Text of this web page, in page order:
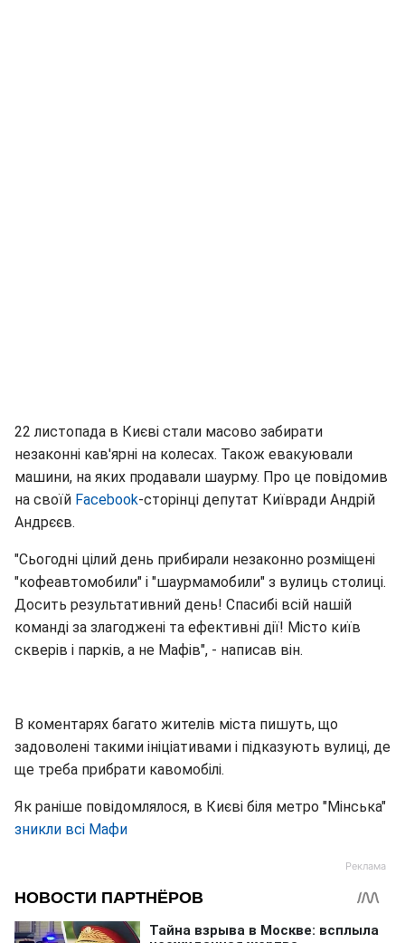
22 листопада в Києві стали масово забирати
незаконні кав'ярні на колесах. Також евакуювали
машини, на яких продавали шаурму. Про це повідомив
на своїй Facebook-сторінці депутат Київради Андрій
Андрєєв.
"Сьогодні цілий день прибирали незаконно розміщені
"кофеавтомобили" і "шаурмамобили" з вулиць столиці.
Досить результативний день! Спасибі всій нашій
команді за злагоджені та ефективні дії! Місто київ
скверів і парків, а не Мафів", - написав він.
В коментарях багато жителів міста пишуть, що
задоволені такими ініціативами і підказують вулиці, де
ще треба прибрати кавомобілі.
Як раніше повідомлялося, в Києві біля метро "Мінська"
зникли всі Мафи